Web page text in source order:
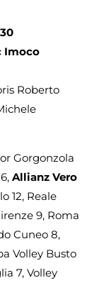
Imoco
Roberto
Gorgonzola
Allianz Vero
12, Reale
9, Roma
Cuneo 8,
Volley Busto
7, Volley